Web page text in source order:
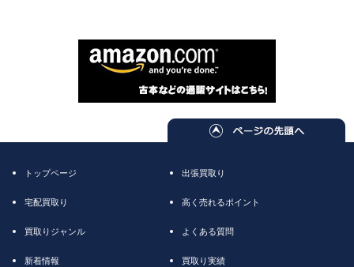
トップページ 出張買取り
宅配買取り 高く売れるポイント
買取りジャンル よくある質問
新着情報 買取り実績